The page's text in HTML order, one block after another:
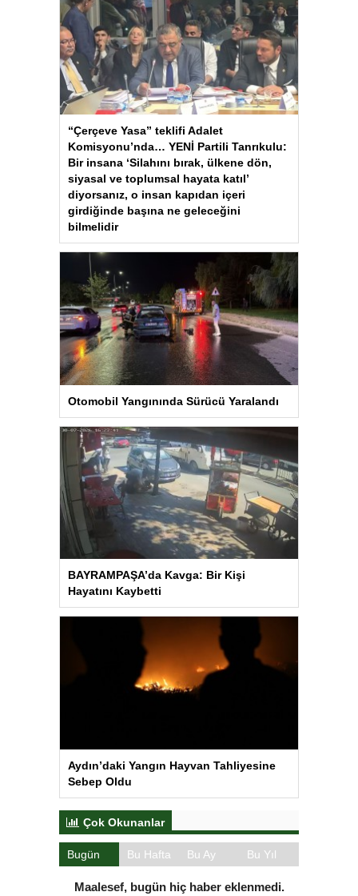
“Çerçeve Yasa” teklifi Adalet
Komisyonu’nda… YENİ Partili Tanrıkulu:
Bir insana ‘Silahını bırak, ülkene dön,
siyasal ve toplumsal hayata katıl’
diyorsanız, o insan kapıdan içeri
girdiğinde başına ne geleceğini
bilmelidir
Otomobil Yangınında Sürücü Yaralandı
BAYRAMPAŞA’da Kavga: Bir Kişi
Hayatını Kaybetti
Aydın’daki Yangın Hayvan Tahliyesine
Sebep Oldu
Çok Okunanlar
Bugün Bu Hafta Bu Ay Bu Yıl
Maalesef, bugün hiç haber eklenmedi.